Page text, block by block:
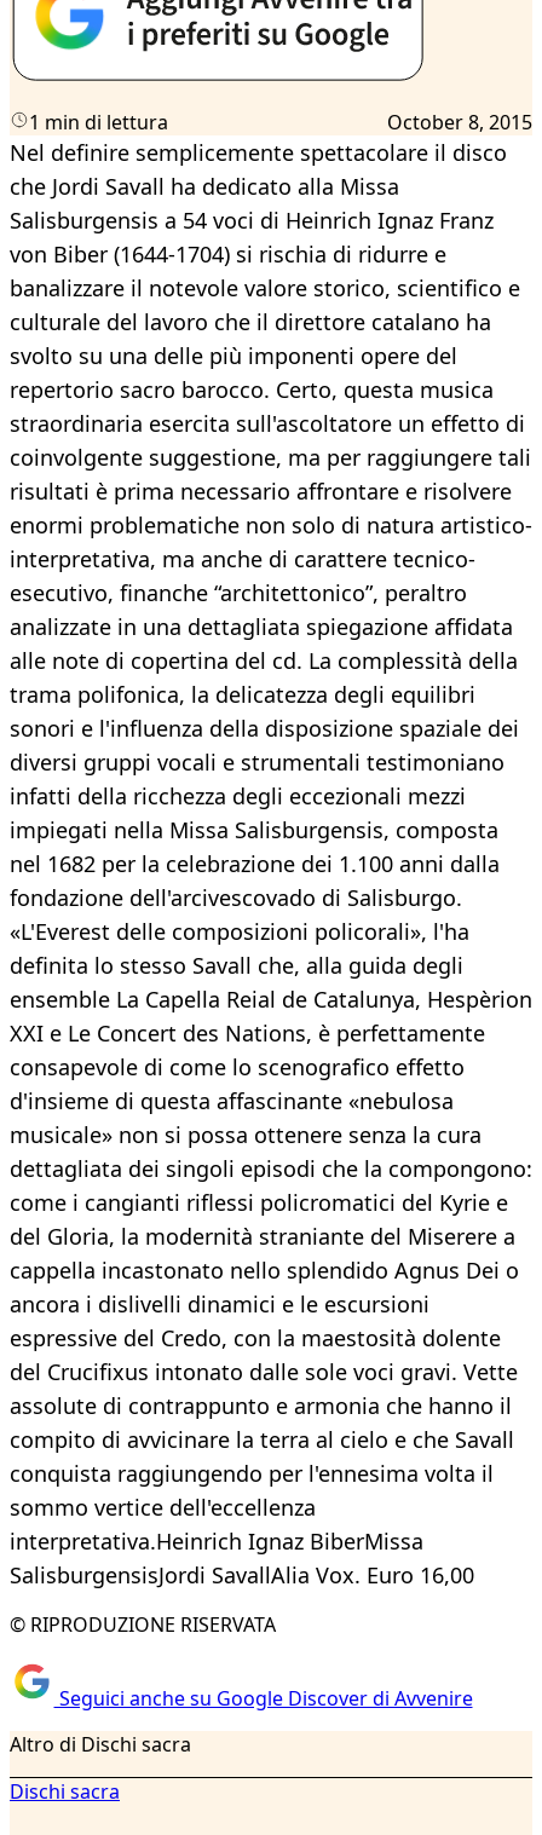
1 min di lettura October 8, 2015
Nel definire semplicemente spettacolare il disco
che Jordi Savall ha dedicato alla Missa
Salisburgensis a 54 voci di Heinrich Ignaz Franz
von Biber (1644-1704) si rischia di ridurre e
banalizzare il notevole valore storico, scientifico e
culturale del lavoro che il direttore catalano ha
svolto su una delle più imponenti opere del
repertorio sacro barocco. Certo, questa musica
straordinaria esercita sull'ascoltatore un effetto di
coinvolgente suggestione, ma per raggiungere tali
risultati è prima necessario affrontare e risolvere
enormi problematiche non solo di natura artistico-
interpretativa, ma anche di carattere tecnico-
esecutivo, finanche “architettonico”, peraltro
analizzate in una dettagliata spiegazione affidata
alle note di copertina del cd. La complessità della
trama polifonica, la delicatezza degli equilibri
sonori e l'influenza della disposizione spaziale dei
diversi gruppi vocali e strumentali testimoniano
infatti della ricchezza degli eccezionali mezzi
impiegati nella Missa Salisburgensis, composta
nel 1682 per la celebrazione dei 1.100 anni dalla
fondazione dell'arcivescovado di Salisburgo.
«L'Everest delle composizioni policorali», l'ha
definita lo stesso Savall che, alla guida degli
ensemble La Capella Reial de Catalunya, Hespèrion
XXI e Le Concert des Nations, è perfettamente
consapevole di come lo scenografico effetto
d'insieme di questa affascinante «nebulosa
musicale» non si possa ottenere senza la cura
dettagliata dei singoli episodi che la compongono:
come i cangianti riflessi policromatici del Kyrie e
del Gloria, la modernità straniante del Miserere a
cappella incastonato nello splendido Agnus Dei o
ancora i dislivelli dinamici e le escursioni
espressive del Credo, con la maestosità dolente
del Crucifixus intonato dalle sole voci gravi. Vette
assolute di contrappunto e armonia che hanno il
compito di avvicinare la terra al cielo e che Savall
conquista raggiungendo per l'ennesima volta il
sommo vertice dell'eccellenza
interpretativa.Heinrich Ignaz BiberMissa
SalisburgensisJordi SavallAlia Vox. Euro 16,00
© RIPRODUZIONE RISERVATA
Seguici anche su Google Discover di Avvenire
Altro di Dischi sacra
Dischi sacra